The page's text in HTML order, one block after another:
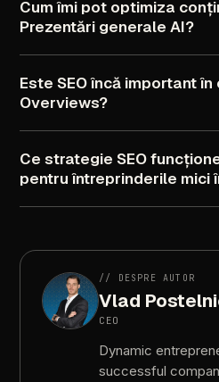
Cum îmi pot optimiza
Prezentări generale AI?
Este SEOîncă importantîn
Overviews?
Ce strategie SEO
pentru întreprinderile mici
// DESPRE AUTOR
Vlad
CEO
Dynamic
successful